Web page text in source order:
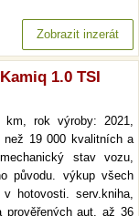
Zobrazit inzerát
1.0 TSI
rok výroby: 2021,
19 000 kvalitních a
stav vozu,
původu. výkup všech
hotovosti. serv.kniha,
aut. až 36